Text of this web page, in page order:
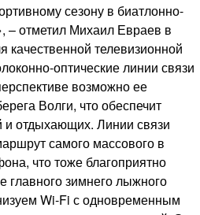
сезону в биатлонно-
отметил Михаил Евраев в
телевизионной
оптические линии связи
возможно ее
Волги, что обеспечит
и отдыхающих. Линии связи
самого массового в
что тоже благоприятно
главного зимнего лыжного
Wi-Fi с одновременным